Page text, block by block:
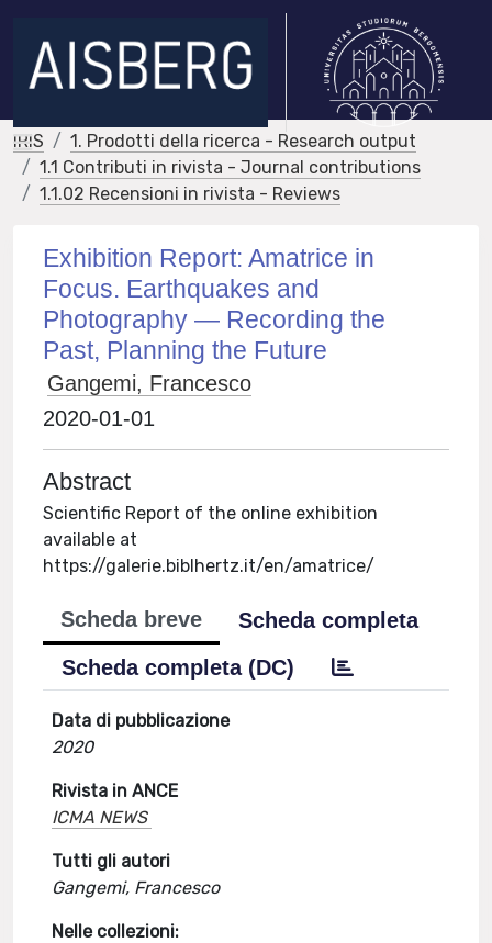
IRIS
1. Prodotti della ricerca - Research output
1.1 Contributi in rivista - Journal contributions
1.1.02 Recensioni in rivista - Reviews
Exhibition Report: Amatrice in
Focus. Earthquakes and
Photography — Recording the
Past, Planning the Future
Gangemi, Francesco
2020-01-01
Abstract
Scientific Report of the online exhibition
available at
https://galerie.biblhertz.it/en/amatrice/
Scheda breve
Scheda completa
Scheda completa (DC)
Data di pubblicazione
2020
Rivista in ANCE
ICMA NEWS
Tutti gli autori
Gangemi, Francesco
Nelle collezioni: